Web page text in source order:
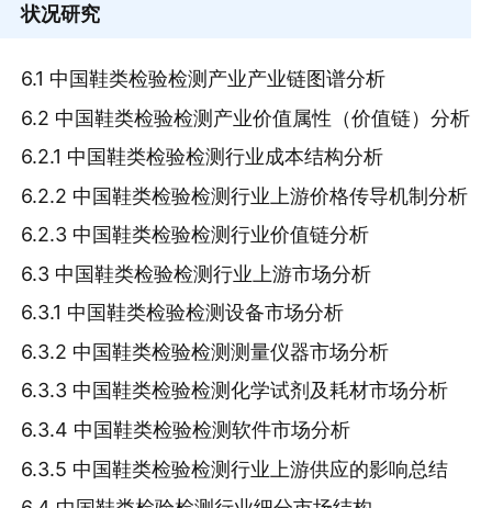
状况研究
6.1 中国鞋类检验检测产业产业链图谱分析
6.2 中国鞋类检验检测产业价值属性（价值链）分析
6.2.1 中国鞋类检验检测行业成本结构分析
6.2.2 中国鞋类检验检测行业上游价格传导机制分析
6.2.3 中国鞋类检验检测行业价值链分析
6.3 中国鞋类检验检测行业上游市场分析
6.3.1 中国鞋类检验检测设备市场分析
6.3.2 中国鞋类检验检测测量仪器市场分析
6.3.3 中国鞋类检验检测化学试剂及耗材市场分析
6.3.4 中国鞋类检验检测软件市场分析
6.3.5 中国鞋类检验检测行业上游供应的影响总结